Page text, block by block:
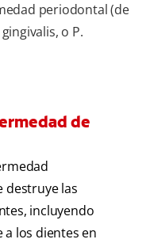
periodontal (de
o P.
de
destruye las
incluyendo
a los dientes en